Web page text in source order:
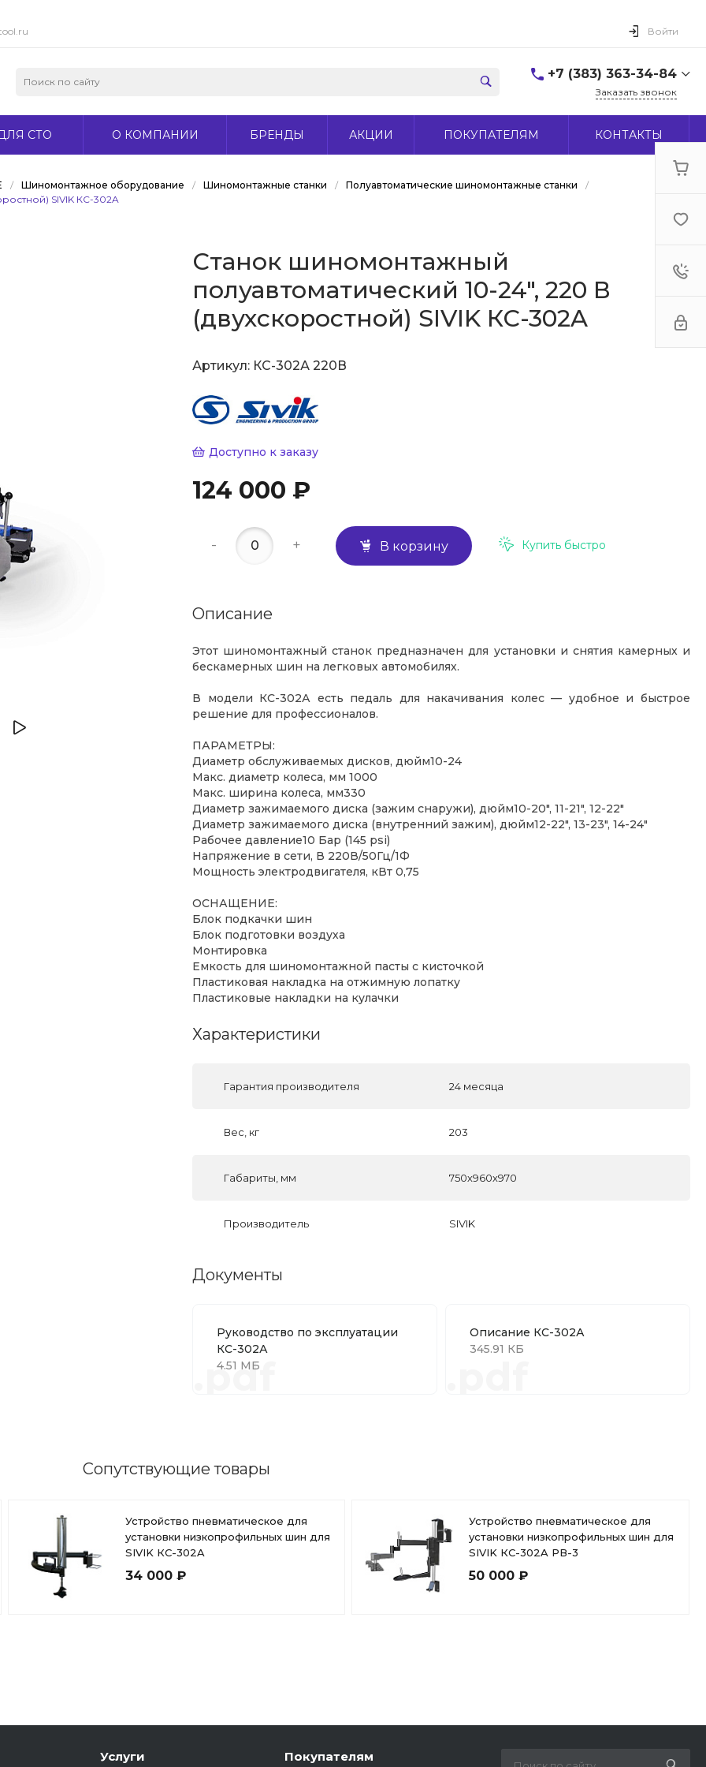
Войти
+7 (383) 363-34-84
г. Новосибирск, ул.
Заказать звонок
СТО О КОМПАНИИ БРЕНДЫ АКЦИИ ПОКУПАТЕЛЯМ КОНТАКТЫ
/ Шиномонтажное оборудование / Шиномонтажные станки / Полуавтоматические шиномонтажные станки
/
SIVIK КС-302A
Станок шиномонтажный
полуавтоматический 10-24", 220 В
(двухскоростной) SIVIK КС-302A
Артикул: КС-302А 220В
Доступно к заказу
124 000 ₽
- + В корзину Купить быстро
Описание
Этот шиномонтажный станок предназначен для установки и снятия камерных и
бескамерных шин на легковых автомобилях.
В модели КС-302А есть педаль для накачивания колес — удобное и быстрое
решение для профессионалов.
ПАРАМЕТРЫ:
Диаметр обслуживаемых дисков, дюйм10-24
Макс. диаметр колеса, мм 1000
Макс. ширина колеса, мм330
Диаметр зажимаемого диска (зажим снаружи), дюйм10-20", 11-21", 12-22"
Диаметр зажимаемого диска (внутренний зажим), дюйм12-22", 13-23", 14-24"
Рабочее давление10 Бар (145 psi)
Напряжение в сети, В 220В/50Гц/1Ф
Мощность электродвигателя, кВт 0,75
ОСНАЩЕНИЕ:
Блок подкачки шин
Блок подготовки воздуха
Монтировка
Емкость для шиномонтажной пасты с кисточкой
Пластиковая накладка на отжимную лопатку
Пластиковые накладки на кулачки
Характеристики
Гарантия производителя 24 месяца
Вес, кг 203
Габариты, мм 750х960х970
Производитель SIVIK
Документы
Руководство по эксплуатации
КС-302А
4.51 МБ
.pdf
Описание КС-302А
345.91 КБ
Сопутствующие товары
Устройство пневматическое для
установки низкопрофильных шин для
SIVIK КС-302A
34 000 ₽
Устройство пневматическое для
установки низкопрофильных шин для
SIVIK КС-302A РВ-3
50 000 ₽
Услуги Покупателям